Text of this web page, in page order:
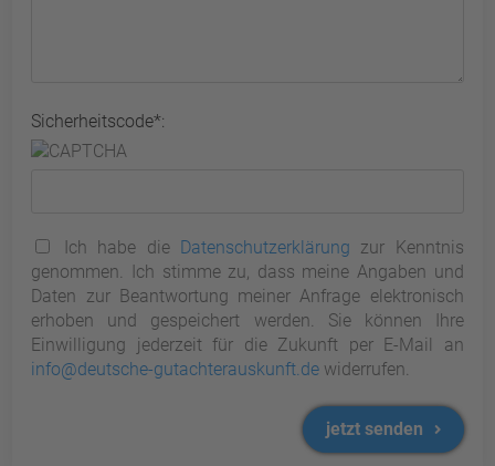
Sicherheitscode*:
Ich habe die Datenschutzerklärung zur Kenntnis
genommen. Ich stimme zu, dass meine Angaben und
Daten zur Beantwortung meiner Anfrage elektronisch
erhoben und gespeichert werden. Sie können Ihre
Einwilligung jederzeit für die Zukunft per E-Mail an
info@deutsche-gutachterauskunft.de widerrufen.
jetzt senden